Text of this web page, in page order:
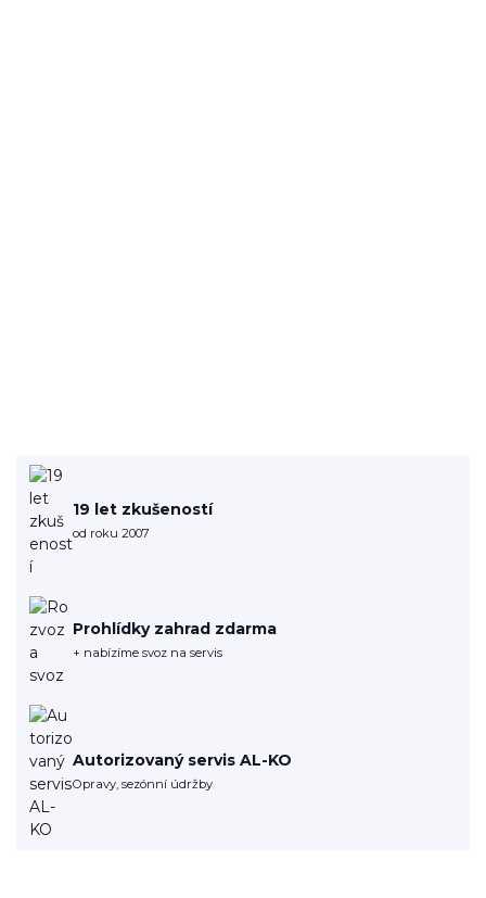
19 let zkušeností
od roku 2007
Prohlídky zahrad zdarma
+ nabízíme svoz na servis
Autorizovaný servis AL-KO
Opravy, sezónní údržby